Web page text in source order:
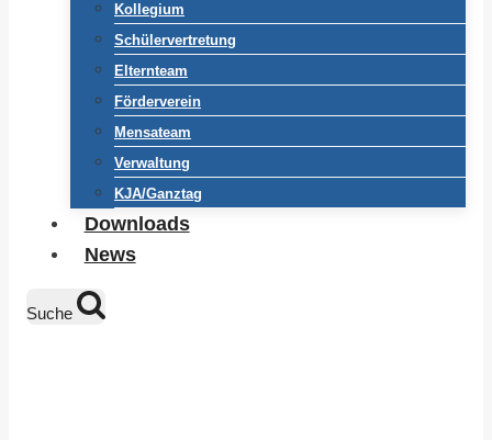
Kollegium
Schülervertretung
Elternteam
Förderverein
Mensateam
Verwaltung
KJA/Ganztag
Downloads
News
Suche